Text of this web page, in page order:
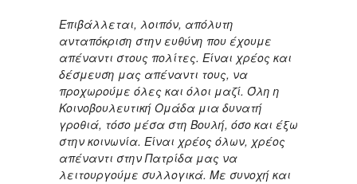
Επιβάλλεται, λοιπόν, απόλυτη
ανταπόκριση στην ευθύνη που έχουμε
απέναντι στους πολίτες. Είναι χρέος και
δέσμευση μας απέναντι τους, να
προχωρούμε όλες και όλοι μαζί. Όλη η
Κοινοβουλευτική Ομάδα μια δυνατή
γροθιά, τόσο μέσα στη Βουλή, όσο και έξω
στην κοινωνία. Είναι χρέος όλων, χρέος
απέναντι στην Πατρίδα μας να
λειτουργούμε συλλογικά. Με συνοχή και